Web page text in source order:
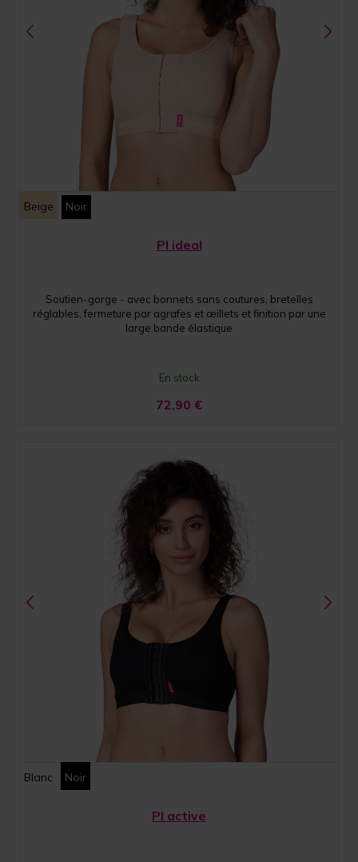
Beige Noir
PI ideal
Soutien-gorge - avec bonnets sans coutures, bretelles
réglables, fermeture par agrafes et œillets et finition par une
large bande élastique
En stock
72,90 €
Blanc Noir
PI active